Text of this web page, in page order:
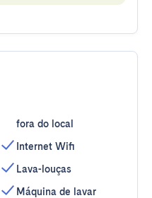
fora do local
Internet Wifi
Lava-louças
Máquina de lavar